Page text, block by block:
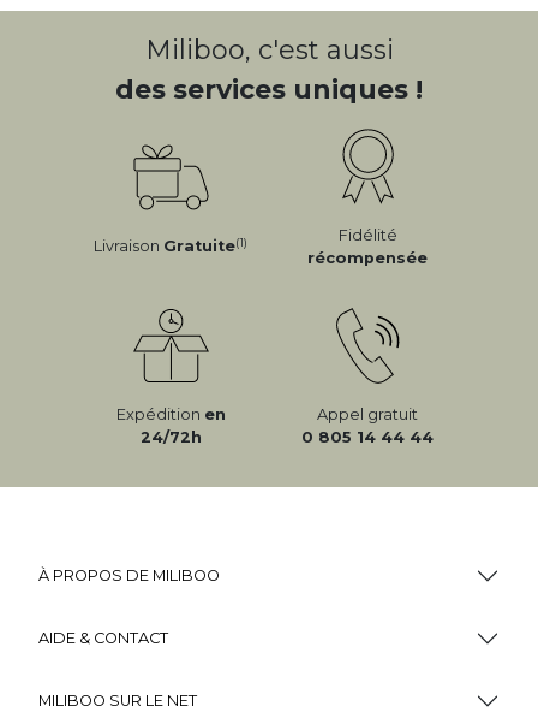
Miliboo, c'est aussi
des services uniques !
Livraison Gratuite(1)
Fidélité
récompensée
Expédition en
24/72h
Appel gratuit
0 805 14 44 44
À PROPOS DE MILIBOO
AIDE & CONTACT
MILIBOO SUR LE NET